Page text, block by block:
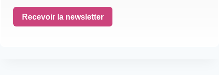
Recevoir la newsletter